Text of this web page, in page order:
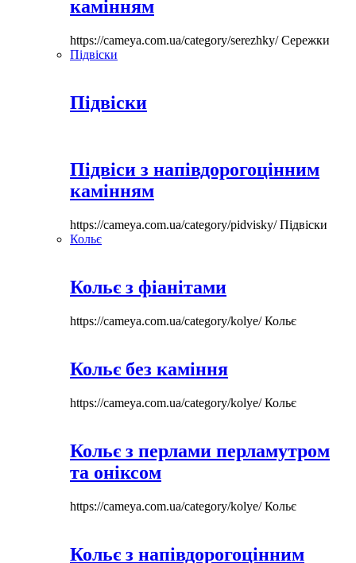
камінням
https://cameya.com.ua/category/serezhky/Сережки
Підвіски
Підвіски
Підвіси з напівдорогоцінним
камінням
https://cameya.com.ua/category/pidvisky/Підвіски
Кольє
Кольє з фіанітами
https://cameya.com.ua/category/kolye/Кольє
Кольє без каміння
https://cameya.com.ua/category/kolye/Кольє
Кольє з перлами перламутром
та оніксом
https://cameya.com.ua/category/kolye/Кольє
Кольє з напівдорогоцінним